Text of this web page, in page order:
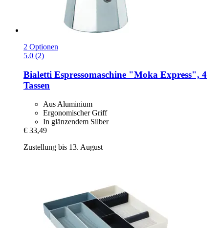
2 Optionen
5.0 (2)
Bialetti Espressomaschine "Moka Express", 4
Tassen
Aus Aluminium
Ergonomischer Griff
In glänzendem Silber
€ 33,49
Zustellung bis 13. August